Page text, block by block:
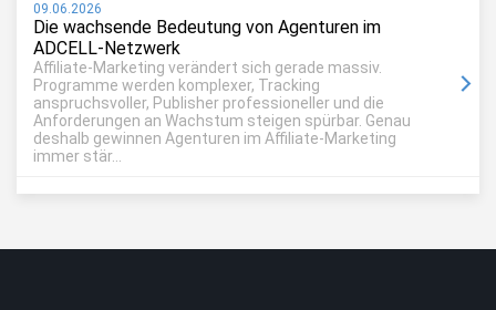
09.06.2026
Die wachsende Bedeutung von Agenturen im
ADCELL-Netzwerk
Affiliate-Marketing verändert sich gerade massiv.
Programme werden komplexer, Tracking
anspruchsvoller, Publisher professioneller und die
Anforderungen an Wachstum steigen spürbar. Genau
deshalb gewinnen Agenturen im Affiliate-Marketing
immer stär...